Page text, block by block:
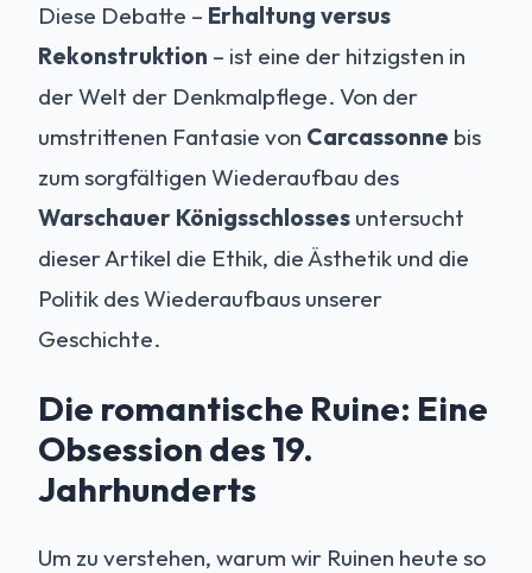
Diese Debatte – Erhaltung versus
Rekonstruktion – ist eine der hitzigsten in
der Welt der Denkmalpflege. Von der
umstrittenen Fantasie von Carcassonne bis
zum sorgfältigen Wiederaufbau des
Warschauer Königsschlosses untersucht
dieser Artikel die Ethik, die Ästhetik und die
Politik des Wiederaufbaus unserer
Geschichte.
Die romantische Ruine: Eine
Obsession des 19.
Jahrhunderts
Um zu verstehen, warum wir Ruinen heute so